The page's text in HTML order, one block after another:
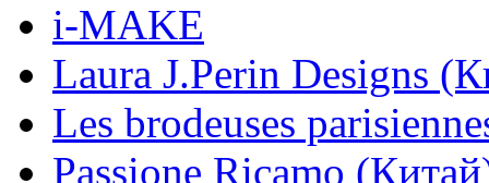
i-MAKE
Laura J.Perin Designs
Les brodeuses
Passione Ricamo